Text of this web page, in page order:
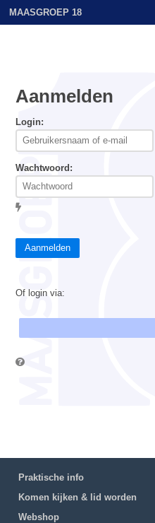
MAASGROEP 18
Aanmelden
Login:
Wachtwoord:
Aanmelden
Of login via:
Praktische info
Komen kijken & lid worden
Webshop